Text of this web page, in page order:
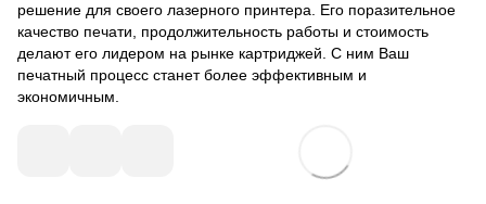
решение для своего лазерного принтера. Его поразительное
качество печати, продолжительность работы и стоимость
делают его лидером на рынке картриджей. С ним Ваш
печатный процесс станет более эффективным и
экономичным.